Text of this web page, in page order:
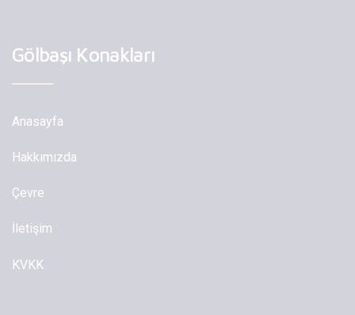
Gölbaşı Konakları
Anasayfa
Hakkımızda
Çevre
İletişim
KVKK